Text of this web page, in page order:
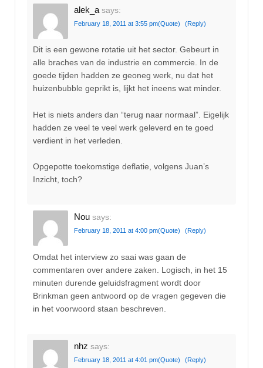
alek_a says:
February 18, 2011 at 3:55 pm(Quote) (Reply)
Dit is een gewone rotatie uit het sector. Gebeurt in
alle braches van de industrie en commercie. In de
goede tijden hadden ze geoneg werk, nu dat het
huizenbubble geprikt is, lijkt het ineens wat minder.
Het is niets anders dan “terug naar normaal”. Eigelijk
hadden ze veel te veel werk geleverd en te goed
verdient in het verleden.
Opgepotte toekomstige deflatie, volgens Juan’s
Inzicht, toch?
Nou says:
February 18, 2011 at 4:00 pm(Quote) (Reply)
Omdat het interview zo saai was gaan de
commentaren over andere zaken. Logisch, in het 15
minuten durende geluidsfragment wordt door
Brinkman geen antwoord op de vragen gegeven die
in het voorwoord staan beschreven.
nhz says:
February 18, 2011 at 4:01 pm(Quote) (Reply)